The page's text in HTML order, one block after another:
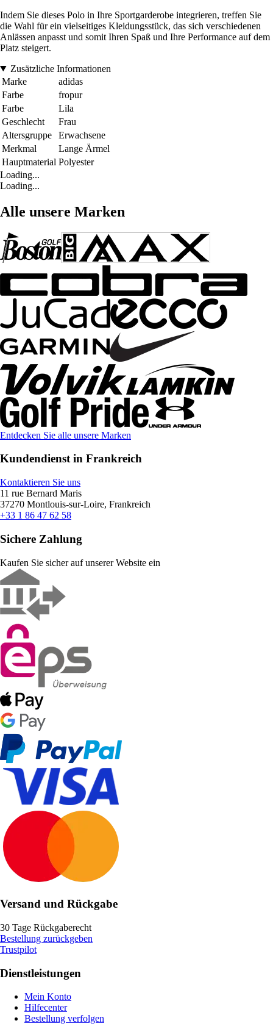
Indem Sie dieses Polo in Ihre Sportgarderobe integrieren, treffen Sie
die Wahl für ein vielseitiges Kleidungsstück, das sich verschiedenen
Anlässen anpasst und somit Ihren Spaß und Ihre Performance auf dem
Platz steigert.
Zusätzliche Informationen
Marke
adidas
Farbe
fropur
Farbe
Lila
Geschlecht
Frau
Altersgruppe
Erwachsene
Merkmal
Lange Ärmel
Hauptmaterial Polyester
Loading...
Loading...
Alle unsere Marken
Entdecken Sie alle unsere Marken
Kundendienst in Frankreich
Kontaktieren Sie uns
11 rue Bernard Maris
37270 Montlouis-sur-Loire, Frankreich
+33 1 86 47 62 58
Sichere Zahlung
Kaufen Sie sicher auf unserer Website ein
Versand und Rückgabe
30 Tage Rückgaberecht
Bestellung zurückgeben
Trustpilot
Dienstleistungen
Mein Konto
Hilfecenter
Bestellung verfolgen